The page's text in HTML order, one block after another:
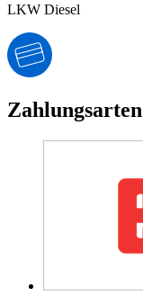
LKW Diesel
Zahlungsarten